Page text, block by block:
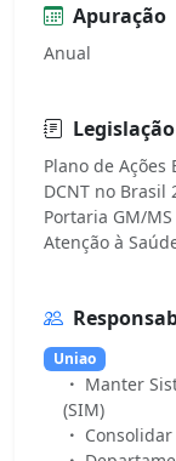
Apuração
Anual
Legislação
Plano de
DCNT no Brasil
Portaria GM/
Uniao
Manter
(SIM)